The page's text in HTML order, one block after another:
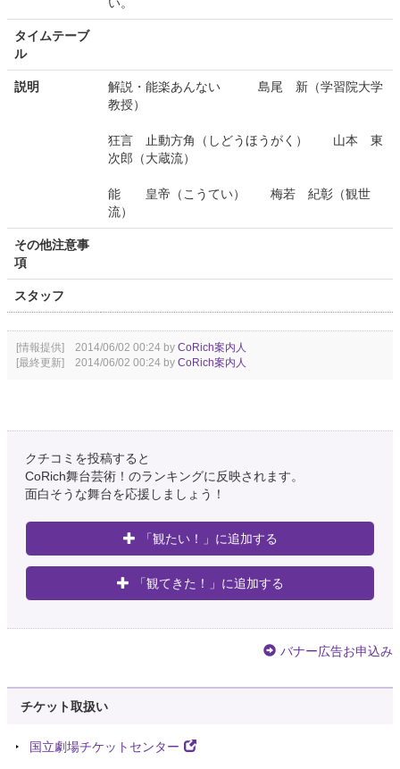
い。
タイムテーブ
ル
説明
解説・能楽あんない 島尾 新（学習院大学
教授）
狂言 止動方角（しどうほうがく） 山本 東
次郎（大蔵流）
能 皇帝（こうてい） 梅若 紀彰（観世
流）
その他注意事
項
スタッフ
[情報提供] 2014/06/02 00:24 by CoRich案内人
[最終更新] 2014/06/02 00:24 by CoRich案内人
クチコミを投稿すると
CoRich舞台芸術！のランキングに反映されます。
面白そうな舞台を応援しましょう！
「観たい！」に追加する
「観てきた！」に追加する
バナー広告お申込み
チケット取扱い
国立劇場チケットセンター